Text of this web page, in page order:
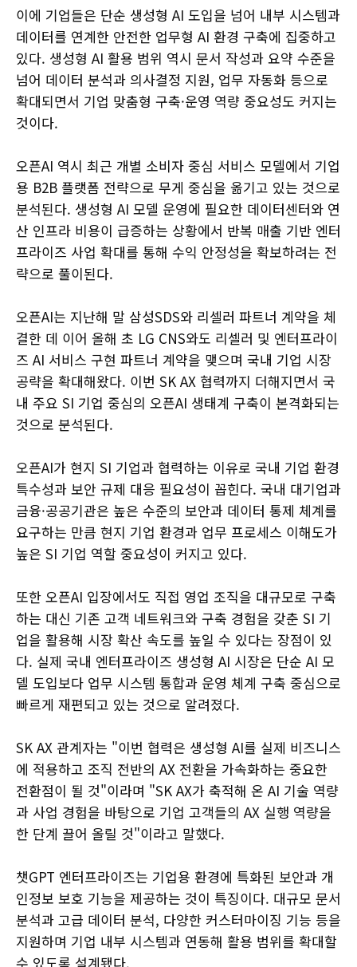
이에 기업들은 단순 생성형 AI 도입을 넘어 내부 시스템과
데이터를 연계한 안전한 업무형 AI 환경 구축에 집중하고
있다. 생성형 AI 활용 범위 역시 문서 작성과 요약 수준을
넘어 데이터 분석과 의사결정 지원, 업무 자동화 등으로
확대되면서 기업 맞춤형 구축·운영 역량 중요성도 커지는
것이다.
오픈AI 역시 최근 개별 소비자 중심 서비스 모델에서 기업
용 B2B 플랫폼 전략으로 무게 중심을 옮기고 있는 것으로
분석된다. 생성형 AI 모델 운영에 필요한 데이터센터와 연
산 인프라 비용이 급증하는 상황에서 반복 매출 기반 엔터
프라이즈 사업 확대를 통해 수익 안정성을 확보하려는 전
략으로 풀이된다.
오픈AI는 지난해 말 삼성SDS와 리셀러 파트너 계약을 체
결한 데 이어 올해 초 LG CNS와도 리셀러 및 엔터프라이
즈 AI 서비스 구현 파트너 계약을 맺으며 국내 기업 시장
공략을 확대해왔다. 이번 SK AX 협력까지 더해지면서 국
내 주요 SI 기업 중심의 오픈AI 생태계 구축이 본격화되는
것으로 분석된다.
오픈AI가 현지 SI 기업과 협력하는 이유로 국내 기업 환경
특수성과 보안 규제 대응 필요성이 꼽힌다. 국내 대기업과
금융·공공기관은 높은 수준의 보안과 데이터 통제 체계를
요구하는 만큼 현지 기업 환경과 업무 프로세스 이해도가
높은 SI 기업 역할 중요성이 커지고 있다.
또한 오픈AI 입장에서도 직접 영업 조직을 대규모로 구축
하는 대신 기존 고객 네트워크와 구축 경험을 갖춘 SI 기
업을 활용해 시장 확산 속도를 높일 수 있다는 장점이 있
다. 실제 국내 엔터프라이즈 생성형 AI 시장은 단순 AI 모
델 도입보다 업무 시스템 통합과 운영 체계 구축 중심으로
빠르게 재편되고 있는 것으로 알려졌다.
SK AX 관계자는 "이번 협력은 생성형 AI를 실제 비즈니스
에 적용하고 조직 전반의 AX 전환을 가속화하는 중요한
전환점이 될 것"이라며 "SK AX가 축적해 온 AI 기술 역량
과 사업 경험을 바탕으로 기업 고객들의 AX 실행 역량을
한 단계 끌어 올릴 것"이라고 말했다.
챗GPT 엔터프라이즈는 기업용 환경에 특화된 보안과 개
인정보 보호 기능을 제공하는 것이 특징이다. 대규모 문서
분석과 고급 데이터 분석, 다양한 커스터마이징 기능 등을
지원하며 기업 내부 시스템과 연동해 활용 범위를 확대할
수 있도록 설계됐다.